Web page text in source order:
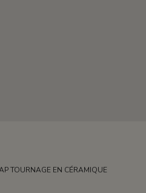
TOURNAGE EN CÉRAMIQUE